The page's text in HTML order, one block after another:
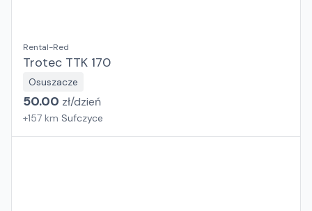
Rental-Red
Trotec TTK 170
Osuszacze
50.00 zł/dzień
+157 km Sufczyce